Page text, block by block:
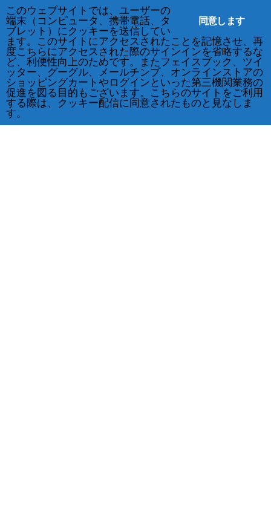
同意します
このウェブサイトでは、ユーザーの
端末（コンピュータ、携帯電話、タ
ブレット）にクッキーを送信してい
ます。このサイトにアクセスされたことを記憶させ、再
度こちらにアクセスされた際のサインインを省略するな
ど、利便性向上のためです。またフェイスブック、ツイ
ッター、グーグル、メールチンプ、オンラインストアの
ショッピングカートやログインといった第三機関業務の
促進を図る目的もございます。こちらのサイトをご利用
する際は、クッキー配信に同意されたものと見なしま
す。